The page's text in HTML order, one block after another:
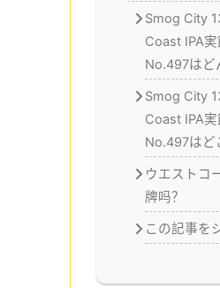
Smog City
Coast IPA
No.497はど
Smog City
Coast IPA
No.497はど
ウエストコ
牌吗？
この記事を